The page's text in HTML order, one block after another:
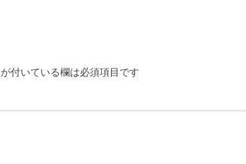
が付いている欄は必須項目です